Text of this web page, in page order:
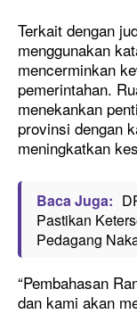
Terkait dengan
menggunakan
mencerminkan
pemerintahan.
menekankan
provinsi dengan
meningkatkan
Baca Juga:
Pastikan
Pedagang
“Pembahasan
dan kami akan